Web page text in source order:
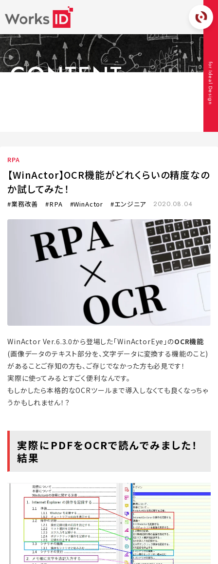
for Ideal Design
CONTENT
RPA
【WinActor】OCR機能がどれくらいの精度なの
か試してみた！
業務改善 RPA WinActor エンジニア 2020.08.04
WinActor Ver.6.3.0から登場した「WinActorEye」のOCR機能
(画像データのテキスト部分を、文字データに変換する機能のこと)
があることご存知の方も、ご存じでなかった方も必見です！
実際に使ってみるとすごく便利なんです。
もしかしたら本格的なOCRツールまで導入しなくても良くなっちゃ
うかもしれません！？
実際にPDFをOCRで読んでみました！
結果